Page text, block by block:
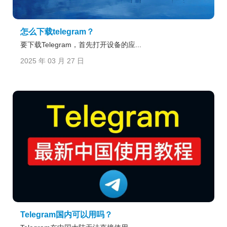
怎么下载telegram？
要下载Telegram，首先打开设备的应...
2025 年 03 月 27 日
Telegram国内可以用吗？